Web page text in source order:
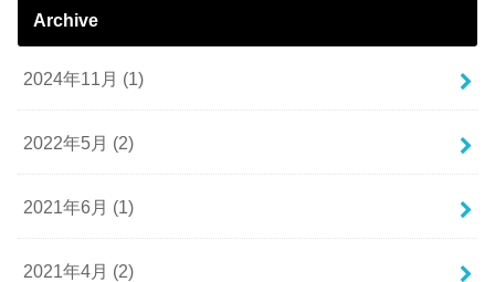
Archive
2024年11月 (1)
2022年5月 (2)
2021年6月 (1)
2021年4月 (2)